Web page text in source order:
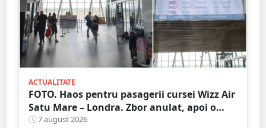
ACTUALITATE
FOTO. Haos pentru pasagerii cursei Wizz Air
Satu Mare – Londra. Zbor anulat, apoi o
nouă întârziere. Fără explicații clare
7 august 2026